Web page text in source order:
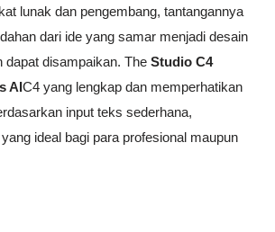
lunak dan pengembang, tantangannya
dari ide yang samar menjadi desain
dapat disampaikan. The Studio C4
AIC4 yang lengkap dan memperhatikan
input teks sederhana,
ideal bagi para profesional maupun